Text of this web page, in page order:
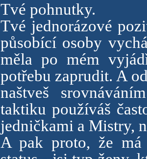
Tvé pohnutky.
Tvé jednorázové
působící osoby
měla po mém
potřebu zaprudit. A
naštveš
taktiku používáš
jedničkami a Mistry,
A pak proto, že má